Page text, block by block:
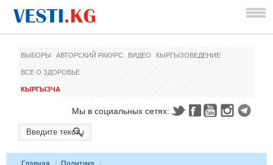
ВЫБОРЫ АВТОРСКИЙ РАКУРС ВИДЕО КЫРГЫЗОВЕДЕНИЕ
ВСЕ О ЗДОРОВЬЕ
КЫРГЫЗЧА
Мы в социальных сетях: